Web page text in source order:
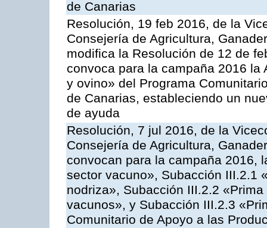
de Canarias
Resolución, 19 feb 2016, de la
Consejería de Agricultura,
modifica la Resolución de 12 de
convoca para la campaña 2016
y ovino» del Programa
de Canarias, estableciendo un
de ayuda
Resolución, 7 jul 2016, de la
Consejería de Agricultura,
convocan para la campaña 2016,
sector vacuno», Subacción III.2.1
nodriza», Subacción III.2.2
vacunos», y Subacción III.2.3
Comunitario de Apoyo a las